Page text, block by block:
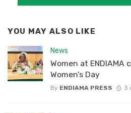
YOU MAY ALSO LIKE
News
Women at
Women’s Day
By ENDIAMA PRESS 3